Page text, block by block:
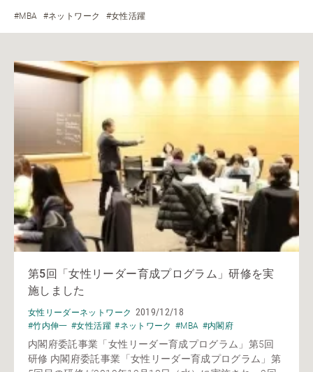
#MBA #ネットワーク #女性活躍
第5回「女性リーダー育成プログラム」研修を実
施しました
女性リーダーネットワーク 2019/12/18
#竹内伸一 #女性活躍 #ネットワーク #MBA #内閣府
内閣府委託事業「女性リーダー育成プログラム」第5回
研修 内閣府委託事業「女性リーダー育成プログラム」第